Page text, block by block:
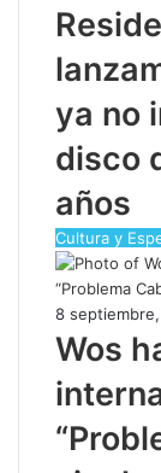
ya no
disco
años
Cultura y
8
Wos